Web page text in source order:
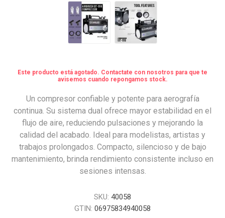
Este producto está agotado. Contactate con nosotros para que te
avisemos cuando repongamos stock.
Un compresor confiable y potente para aerografía
continua. Su sistema dual ofrece mayor estabilidad en el
flujo de aire, reduciendo pulsaciones y mejorando la
calidad del acabado. Ideal para modelistas, artistas y
trabajos prolongados. Compacto, silencioso y de bajo
mantenimiento, brinda rendimiento consistente incluso en
sesiones intensas.
SKU: 40058
GTIN: 06975834940058